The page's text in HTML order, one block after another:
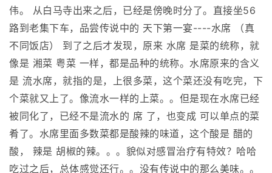
伟。 从白马寺出来之后，已经是傍晚时分了。直接坐56
路到老集下车，品尝传说中的 天下第一宴----水席 （真
不同饭店） 到了之后才发现，原来 水席 是菜的统称，就
像是 湘菜 粤菜 一样，都是品种的统称。水席原来的含义
是 流水席，就指的是，上很多菜，这个菜还没有吃完，下
个菜就又上了。像流水一样的上菜。。但是现在水席已经
被同化了，已经不是流水的 席 了，也变成 可以单点的菜
肴了。水席里面多数菜都是酸辣的味道，这个酸是 醋的
酸， 辣是 胡椒的辣。。。貌似对感冒治疗有特效？哈哈
吃过之后，总体感觉还行。。没有传说中的那么美味。。